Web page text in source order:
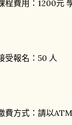
程費用：1200元
受報名：50 人
費方式：請以